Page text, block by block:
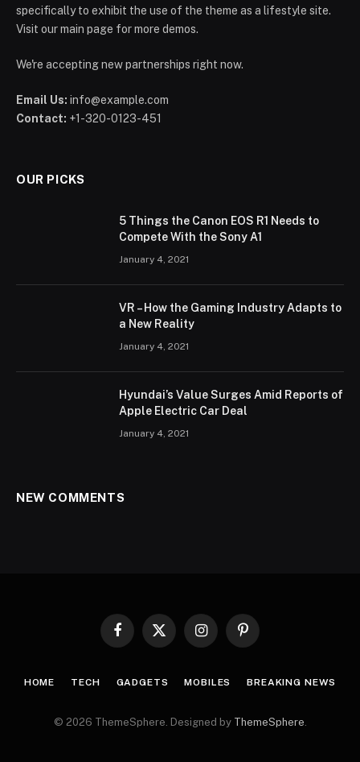
specifically to exhibit the use of the theme as a lifestyle site.
Visit our main page for more demos.
We're accepting new partnerships right now.
Email Us: info@example.com
Contact: +1-320-0123-451
OUR PICKS
5 Things the Canon EOS R1 Needs to
Compete With the Sony A1
January 4, 2021
VR – How the Gaming Industry Adapts to
a New Reality
January 4, 2021
Hyundai’s Value Surges Amid Reports of
Apple Electric Car Deal
January 4, 2021
NEW COMMENTS
Facebook
X
InstagramPinterest
HOME TECH GADGETS MOBILES BREAKING NEWS
© 2026 ThemeSphere. Designed by ThemeSphere.